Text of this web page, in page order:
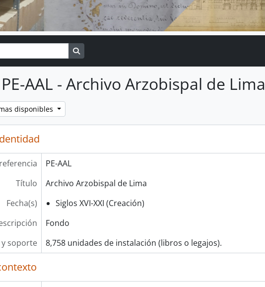
Search in browse page
AAL - Archivo Arzobispal de Lima
disponibles
PE-AAL
Título
Archivo Arzobispal de Lima
Fecha(s)
Siglos XVI-XXI (Creación)
Fondo
soporte
8,758 unidades de instalación (libros o legajos).